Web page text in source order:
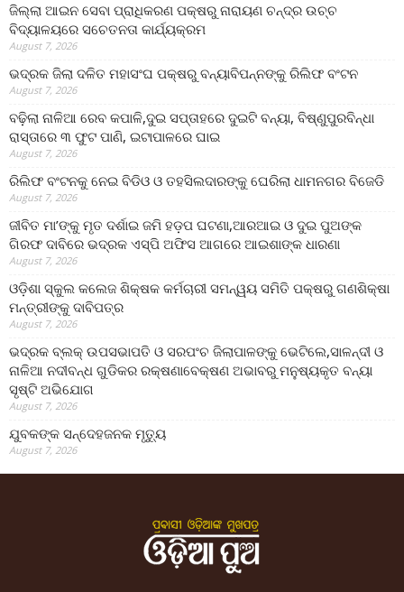
ଜିଲ୍ଲା ଆଇନ ସେବା ପ୍ରାଧିକରଣ ପକ୍ଷରୁ ନାରାୟଣ ଚନ୍ଦ୍ର ଉଚ୍ଚ
ବିଦ୍ୟାଳୟରେ ସଚେତନତା କାର୍ଯ୍ୟକ୍ରମ
August 7, 2026
ଭଦ୍ରକ ଜିଲା ଦଳିତ ମହାସଂଘ ପକ୍ଷରୁ ବନ୍ୟାବିପନ୍ନଙ୍କୁ ରିଲିଫ ବଂଟନ
August 7, 2026
ବଢ଼ିଲା ନାଳିଆ ରେବ କପାଳି,ଦୁଇ ସପ୍ତାହରେ ଦୁଇଟି ବନ୍ୟା, ବିଷ୍ଣୁପୁରବିନ୍ଧା
ରାସ୍ତାରେ ୩ ଫୁଟ ପାଣି, ଇଟାପାଳରେ ଘାଇ
August 7, 2026
ରିଲିଫ ବଂଟନକୁ ନେଇ ବିଡିଓ ଓ ତହସିଲଦାରଙ୍କୁ ଘେରିଲା ଧାମନଗର ବିଜେଡି
August 7, 2026
ଜୀବିତ ମା’ଙ୍କୁ ମୃତ ଦର୍ଶାଇ ଜମି ହଡ଼ପ ଘଟଣା,ଆରଆଇ ଓ ଦୁଇ ପୁଅଙ୍କ
ଗିରଫ ଦାବିରେ ଭଦ୍ରକ ଏସ୍‌ପି ଅଫିସ ଆଗରେ ଆଇଶାଙ୍କ ଧାରଣା
August 7, 2026
ଓଡ଼ିଶା ସ୍କୁଲ କଲେଜ ଶିକ୍ଷକ କର୍ମଚାରୀ ସମନ୍ୱୟ ସମିତି ପକ୍ଷରୁ ଗଣଶିକ୍ଷା
ମନ୍ତ୍ରୀଙ୍କୁ ଦାବିପତ୍ର
August 7, 2026
ଭଦ୍ରକ ବ୍ଲକ୍ ଉପସଭାପତି ଓ ସରପଂଚ ଜିଲାପାଳଙ୍କୁ ଭେଟିଲେ,ସାଳନ୍ଦୀ ଓ
ନାଳିଆ ନଦୀବନ୍ଧ ଗୁଡିକର ରକ୍ଷଣାବେକ୍ଷଣ ଅଭାବରୁ ମନୁଷ୍ୟକୃତ ବନ୍ୟା
ସୃଷ୍ଟି ଅଭିଯୋଗ
August 7, 2026
ଯୁବକଙ୍କ ସନ୍ଦେହଜନକ ମୃତ୍ୟୁ
August 7, 2026